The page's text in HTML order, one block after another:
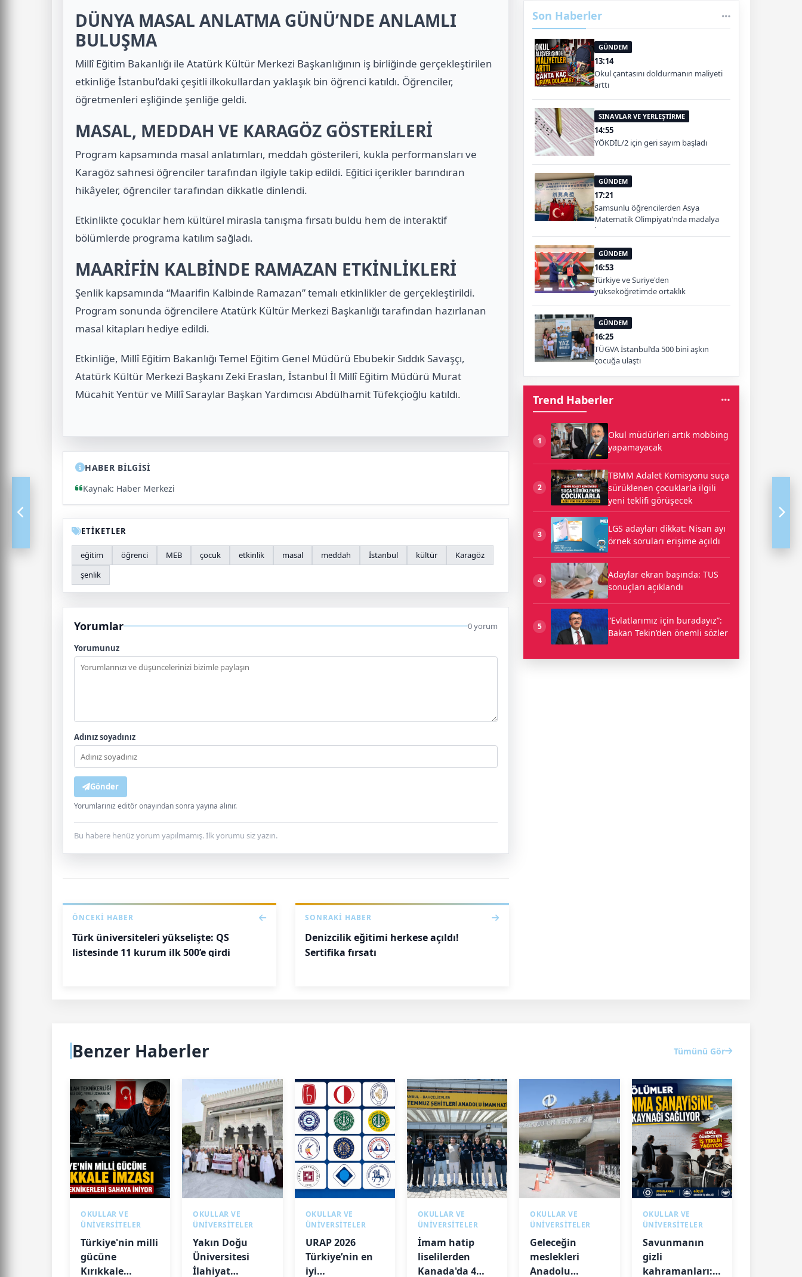
DÜNYA MASAL ANLATMA GÜNÜ’NDE ANLAMLI
BULUŞMA
Millî Eğitim Bakanlığı ile Atatürk Kültür Merkezi Başkanlığının iş birliğinde gerçekleştirilen
etkinliğe İstanbul’daki çeşitli ilkokullardan yaklaşık bin öğrenci katıldı. Öğrenciler,
öğretmenleri eşliğinde şenliğe geldi.
MASAL, MEDDAH VE KARAGÖZ GÖSTERİLERİ
Program kapsamında masal anlatımları, meddah gösterileri, kukla performansları ve
Karagöz sahnesi öğrenciler tarafından ilgiyle takip edildi. Eğitici içerikler barındıran
hikâyeler, öğrenciler tarafından dikkatle dinlendi.
Etkinlikte çocuklar hem kültürel mirasla tanışma fırsatı buldu hem de interaktif
bölümlerde programa katılım sağladı.
MAARİFİN KALBİNDE RAMAZAN ETKİNLİKLERİ
Şenlik kapsamında “Maarifin Kalbinde Ramazan” temalı etkinlikler de gerçekleştirildi.
Program sonunda öğrencilere Atatürk Kültür Merkezi Başkanlığı tarafından hazırlanan
masal kitapları hediye edildi.
Etkinliğe, Millî Eğitim Bakanlığı Temel Eğitim Genel Müdürü Ebubekir Sıddık Savaşçı,
Atatürk Kültür Merkezi Başkanı Zeki Eraslan, İstanbul İl Millî Eğitim Müdürü Murat
Mücahit Yentür ve Millî Saraylar Başkan Yardımcısı Abdülhamit Tüfekçioğlu katıldı.
HABER BİLGİSİ
Kaynak: Haber Merkezi
ETİKETLER
eğitim öğrenci MEB çocuk etkinlik masal meddah İstanbul kültür
Karagöz
şenlik
Yorumlar 0 yorum
Yorumunuz
Adınız soyadınız
Gönder
Yorumlarınız editör onayından sonra yayına alınır.
Bu habere henüz yorum yapılmamış. İlk yorumu siz yazın.
ÖNCEKI HABER
Türk üniversiteleri yükselişte: QS
listesinde 11 kurum ilk 500’e girdi
SONRAKI HABER
Denizcilik eğitimi herkese açıldı!
Sertifika fırsatı
Son Haberler
GÜNDEM
13:14
Okul çantasını doldurmanın maliyeti
arttı
SINAVLAR VE YERLEŞTİRME
14:55
YÖKDİL/2 için geri sayım başladı
GÜNDEM
17:21
Samsunlu öğrencilerden Asya
Matematik Olimpiyatı'nda madalya
başarısı
GÜNDEM
16:53
Türkiye ve Suriye'den
yükseköğretimde ortaklık
GÜNDEM
16:25
TÜGVA İstanbul’da 500 bini aşkın
çocuğa ulaştı
Trend Haberler
1
Okul müdürleri artık mobbing
yapamayacak
2
TBMM Adalet Komisyonu suça
sürüklenen çocuklarla ilgili
yeni teklifi görüşecek
3
LGS adayları dikkat: Nisan ayı
örnek soruları erişime açıldı
4
Adaylar ekran başında: TUS
sonuçları açıklandı
5
“Evlatlarımız için buradayız”:
Bakan Tekin’den önemli sözler
Benzer Haberler Tümünü Gör
OKULLAR VE
ÜNİVERSİTELER
Türkiye'nin milli
gücüne
Kırıkkale
OKULLAR VE
ÜNİVERSİTELER
Yakın Doğu
Üniversitesi
İlahiyat
OKULLAR VE
ÜNİVERSİTELER
URAP 2026
Türkiye’nin en
iyi
OKULLAR VE
ÜNİVERSİTELER
İmam hatip
liselilerden
Kanada'da 4
OKULLAR VE
ÜNİVERSİTELER
Geleceğin
meslekleri
Anadolu
OKULLAR VE
ÜNİVERSİTELER
Savunmanın
gizli
kahramanları: